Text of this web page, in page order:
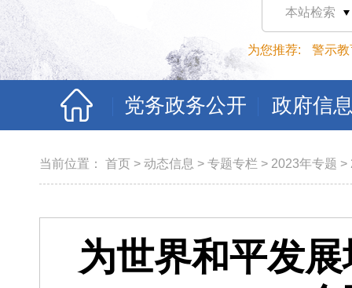
本站检索
为您推荐: 警示教
党务政务公开 政府信
当前位置： 首页 > 动态信息 > 专题专栏 > 2023年专题 >
为世界和平发